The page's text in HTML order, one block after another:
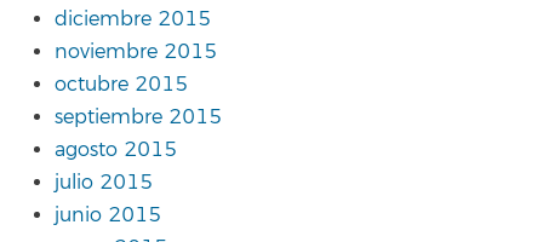
diciembre 2015
noviembre 2015
octubre 2015
septiembre 2015
agosto 2015
julio 2015
junio 2015